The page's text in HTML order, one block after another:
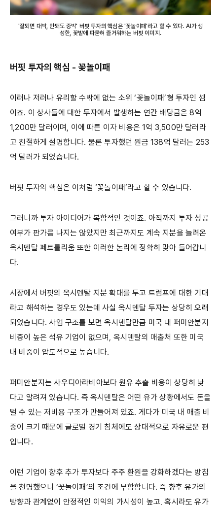
'잘되면 대박, 안돼도 중박' 버핏 투자의 핵심은 '꽃놀이패'라고 할 수 있다. AI가 생
성한, 꽃밭에 파묻혀 즐거워하는 버핏 이미지.
버핏 투자의 핵심 - 꽃놀이패
이러나 저러나 유리할 수밖에 없는 소위 ‘꽃놀이패’형 투자인 셈
이죠. 이 상사들에 대한 투자에서 발생하는 연간 배당금은 8억
1,200만 달러이며, 이에 따른 이자 비용은 1억 3,500만 달러라
고 친절하게 설명합니다. 물론 투자했던 원금 138억 달러는 253
억 달러가 되었습니다.
버핏 투자의 핵심은 이처럼 ‘꽃놀이패’라고 할 수 있습니다.
그러니까 투자 아이디어가 복합적인 것이죠. 아직까지 투자 성공
여부가 판가름 나지는 않았지만 최근까지도 계속 지분을 늘려온
옥시덴탈 페트롤리움 또한 이러한 논리에 정확히 맞아 들어갑니
다.
시장에서 버핏의 옥시덴탈 지분 확대를 두고 트럼프에 대한 기대
라고 해석하는 경우도 있는데 사실 옥시덴탈 투자는 상당히 오래
되었습니다. 사업 구조를 보면 옥시덴탈만큼 미국 내 퍼미안분지
비중이 높은 석유 기업이 없으며, 옥시덴탈의 매출처 또한 미국
내 비중이 압도적으로 높습니다.
퍼미안분지는 사우디아라비아보다 원유 추출 비용이 상당히 낮
다고 알려져 있습니다. 즉 옥시덴탈은 어떤 유가 상황에서도 돈을
벌 수 있는 저비용 구조가 만들어져 있죠. 게다가 미국 내 매출 비
중이 크기 때문에 글로벌 경기 침체에도 상대적으로 자유로운 편
입니다.
이런 기업이 향후 추가 투자보다 주주 환원을 강화하겠다는 방침
을 천명했으니 ‘꽃놀이패’의 조건에 부합합니다. 즉 향후 유가의
방향과 관계없이 안정적인 이익의 가시성이 높고, 혹시라도 유가